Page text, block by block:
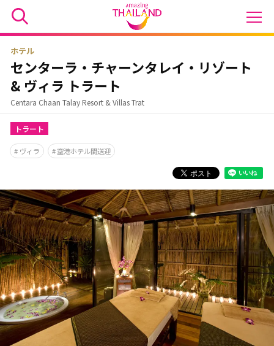
ホテル
センターラ・チャーンタレイ・リゾート
& ヴィラ トラート
Centara Chaan Talay Resort & Villas Trat
トラート
ヴィラ 空港ホテル間送迎